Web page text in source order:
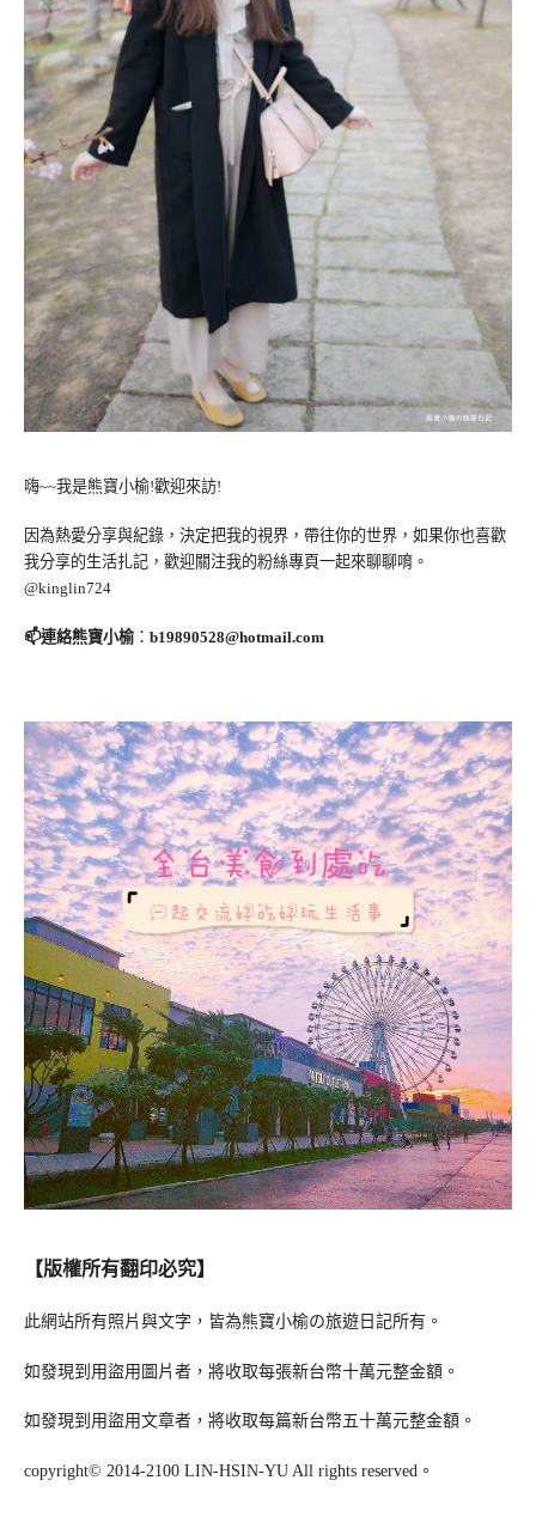
嗨~~我是熊寶小榆!歡迎來訪!
因為熱愛分享與紀錄，決定把我的視界，帶往你的世界，如果你也喜歡
我分享的生活扎記，歡迎關注我的粉絲專頁一起來聊聊唷。
@kinglin724
📫連絡熊寶小榆： b19890528@hotmail.com
【版權所有翻印必究】
此網站所有照片與文字，皆為熊寶小榆の旅遊日記所有。
如發現到用盜用圖片者，將收取每張新台幣十萬元整金額。
如發現到用盜用文章者，將收取每篇新台幣五十萬元整金額。
copyright© 2014-2100 LIN-HSIN-YU All rights reserved。